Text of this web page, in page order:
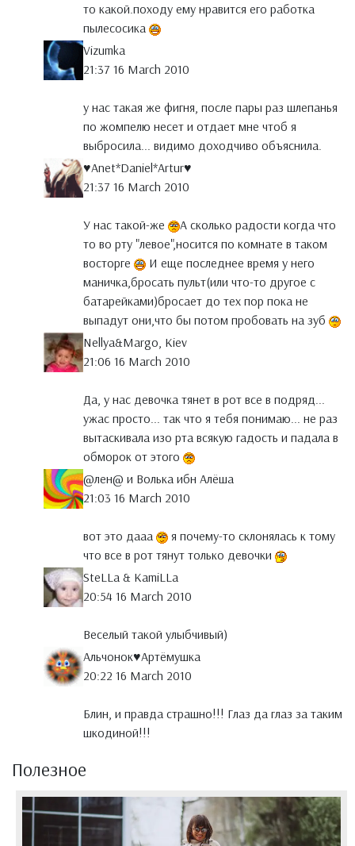
то какой.походу ему нравится его работка
пылесосика
Vizumka
21:37 16 March 2010
у нас такая же фигня, после пары раз шлепанья
по жомпелю несет и отдает мне чтоб я
выбросила... видимо доходчиво объяснила.
♥Anet*Daniel*Artur♥
21:37 16 March 2010
У нас такой-же
А сколько радости когда что
то во рту "левое",носится по комнате в таком
восторге
И еще последнее время у него
маничка,бросать пульт(или что-то другое с
батарейками)бросает до тех пор пока не
выпадут они,что бы потом пробовать на зуб
Nellya&Margo, Kiev
21:06 16 March 2010
Да, у нас девочка тянет в рот все в подряд...
ужас просто... так что я тебя понимаю... не раз
вытаскивала изо рта всякую гадость и падала в
обморок от этого
@лен@ и Волька ибн Алёша
21:03 16 March 2010
вот это дааа
я почему-то склонялась к тому
что все в рот тянут только девочки
SteLLa & KamiLLa
20:54 16 March 2010
Веселый такой улыбчивый)
Альчонок♥Артёмушка
20:22 16 March 2010
Блин, и правда страшно!!! Глаз да глаз за таким
шкодиной!!!
Полезное